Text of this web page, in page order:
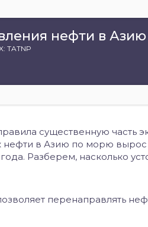
нефти в Азию
TATNP
существенную часть
нефти в Азию по морю
Разберем, насколько
перенаправлять